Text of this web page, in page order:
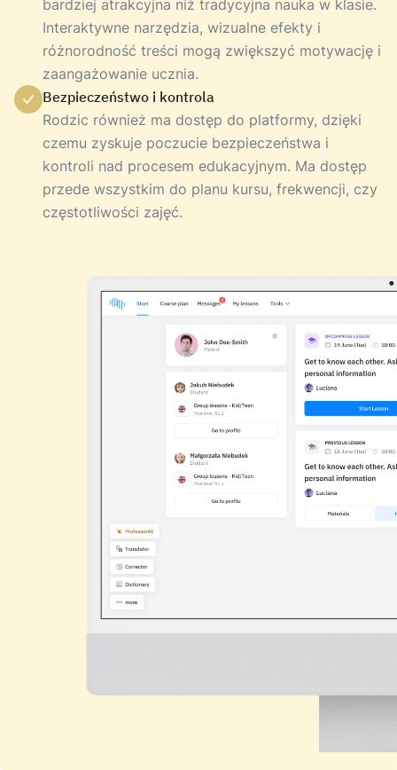
bardziej atrakcyjna niż tradycyjna nauka w klasie.
Interaktywne narzędzia, wizualne efekty i
różnorodność treści mogą zwiększyć motywację i
zaangażowanie ucznia.
Bezpieczeństwo i kontrola
Rodzic również ma dostęp do platformy, dzięki
czemu zyskuje poczucie bezpieczeństwa i
kontroli nad procesem edukacyjnym. Ma dostęp
przede wszystkim do planu kursu, frekwencji, czy
częstotliwości zajęć.